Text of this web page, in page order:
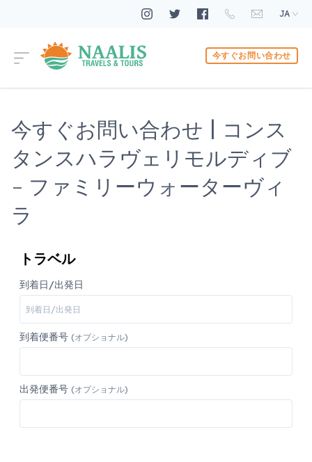
JA
今すぐお問い合わせ
今すぐお問い合わせ | コンス
タンスハラヴェリモルディブ
- ファミリーウォーターヴィ
ラ
トラベル
到着日/出発日
到着便番号 (オプショナル)
出発便番号 (オプショナル)